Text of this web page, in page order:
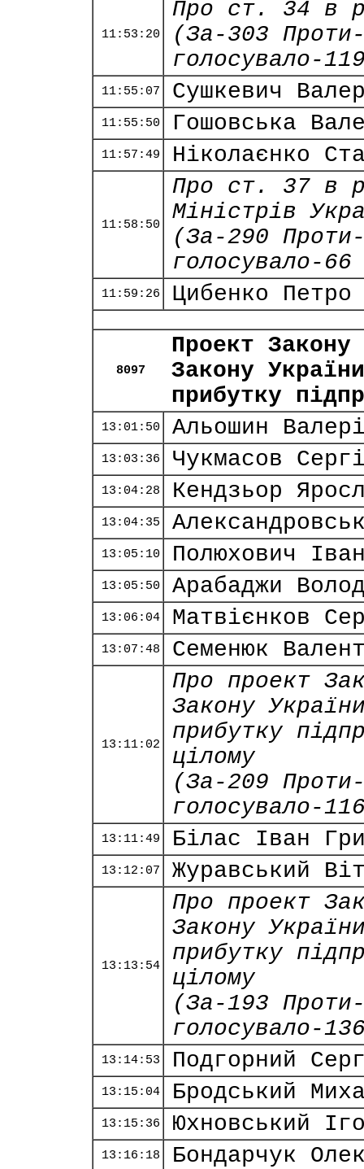
11:53:20
Про ст. 34 в
(За-303
голосувало-
11:55:07 Сушкевич
11:55:50 Гошовська
11:57:49 Ніколаєнко
11:58:50
Про ст. 37 в
Міністрів
(За-290
голосувало-
11:59:26 Цибенко Петро
8097
Проект
Закону
прибутку
13:01:50 Альошин
13:03:36 Чукмасов
13:04:28 Кендзьор
13:04:35
13:05:10 Полюхович
13:05:50 Арабаджи
13:06:04 Матвієнков
13:07:48 Семенюк
13:11:02
Про проект
Закону
прибутку
цілому
(За-209
голосувало-
13:11:49 Білас Іван
13:12:07 Журавський
13:13:54
Про проект
Закону
прибутку
цілому
(За-193
голосувало-
13:14:53 Подгорний
13:15:04 Бродський
13:15:36 Юхновський
13:16:18 Бондарчук